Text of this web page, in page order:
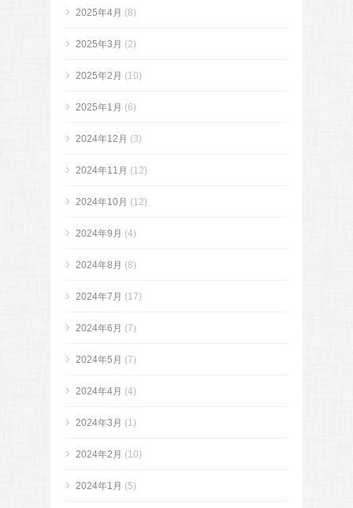
2025年4月 (8)
2025年3月 (2)
2025年2月 (10)
2025年1月 (6)
2024年12月 (3)
2024年11月 (12)
2024年10月 (12)
2024年9月 (4)
2024年8月 (8)
2024年7月 (17)
2024年6月 (7)
2024年5月 (7)
2024年4月 (4)
2024年3月 (1)
2024年2月 (10)
2024年1月 (5)